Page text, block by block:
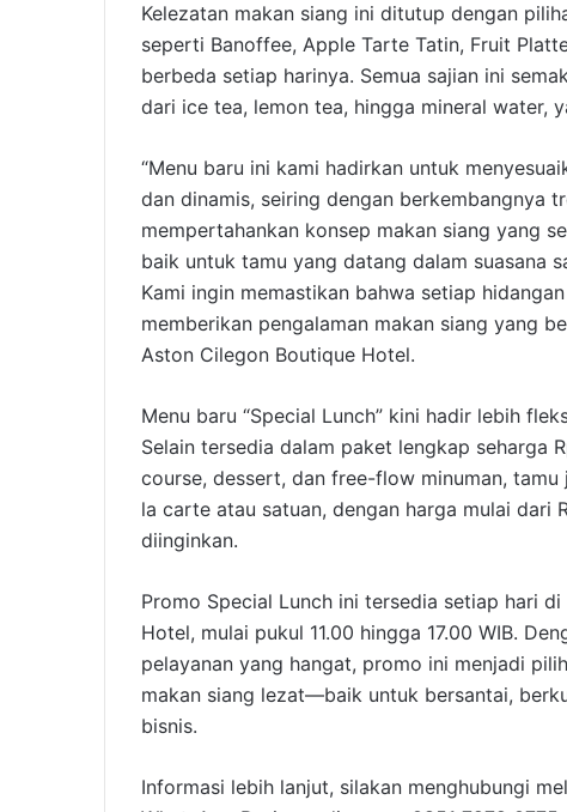
Kelezatan makan siang ini ditutup dengan
seperti Banoffee, Apple Tarte Tatin, Fruit
berbeda setiap harinya. Semua sajian ini
dari ice tea, lemon tea, hingga mineral water,
“Menu baru ini kami hadirkan untuk
dan dinamis, seiring dengan berkembangnya
mempertahankan konsep makan siang yang
baik untuk tamu yang datang dalam suasana
Kami ingin memastikan bahwa setiap
memberikan pengalaman makan siang yang
Aston Cilegon Boutique Hotel.
Menu baru “Special Lunch” kini hadir lebih
Selain tersedia dalam paket lengkap seharga
course, dessert, dan free-flow minuman,
la carte atau satuan, dengan harga mulai dari
diinginkan.
Promo Special Lunch ini tersedia setiap hari
Hotel, mulai pukul 11.00 hingga 17.00 WIB.
pelayanan yang hangat, promo ini menjadi
makan siang lezat—baik untuk bersantai,
bisnis.
Informasi lebih lanjut, silakan menghubungi